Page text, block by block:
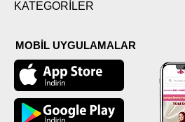
KATEGORİLER
MOBİL UYGULAMALAR